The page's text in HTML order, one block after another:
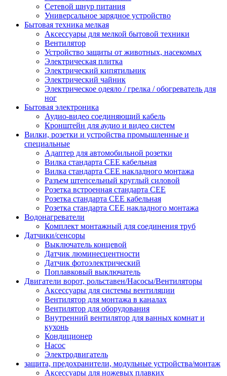
Сетевой шнур питания
Универсальное зарядное устройство
Бытовая техника мелкая
Аксессуары для мелкой бытовой техники
Вентилятор
Устройство защиты от животных, насекомых
Электрическая плитка
Электрический кипятильник
Электрический чайник
Электрическое одеяло / грелка / обогреватель для
ног
Бытовая электроника
Аудио-видео соединяющий кабель
Кронштейн для аудио и видео систем
Вилки, розетки и устройства промышленные и
специальные
Адаптер для автомобильной розетки
Вилка стандарта CEE кабельная
Вилка стандарта CEE накладного монтажа
Разъем штепсельный круглый силовой
Розетка встроенная стандарта CEE
Розетка стандарта СЕЕ кабельная
Розетка стандарта СЕЕ накладного монтажа
Водонагреватели
Комплект монтажный для соединения труб
Датчики/сенсоры
Выключатель концевой
Датчик люминесцентности
Датчик фотоэлектрический
Поплавковый выключатель
Двигатели ворот, рольставен/Насосы/Вентиляторы
Аксессуары для системы вентиляции
Вентилятор для монтажа в каналах
Вентилятор для оборудования
Внутренний вентилятор для ванных комнат и
кухонь
Кондиционер
Насос
Электродвигатель
защита, предохранители, модульные устройства/монтаж
Аксессуары для ножевых плавких